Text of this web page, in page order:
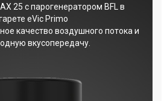
25 с парогенератором BFL в
eVic Primo
качество воздушного потока и
вкусопередачу.